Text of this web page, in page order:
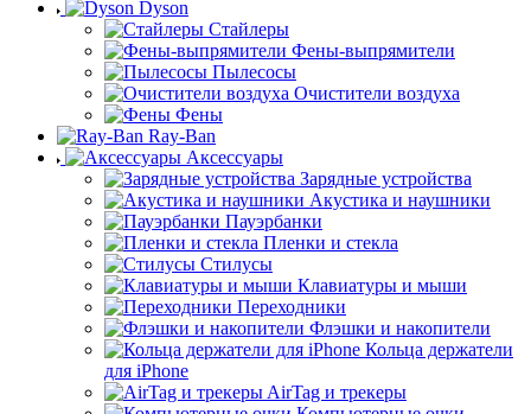
Dyson
Стайлеры
Фены-выпрямители
Пылесосы
Очистители воздуха
Фены
Ray-Ban
Аксессуары
Зарядные устройства
Акустика и наушники
Пауэрбанки
Пленки и стекла
Стилусы
Клавиатуры и мыши
Переходники
Флэшки и накопители
Кольца держатели
для iPhone
AirTag и трекеры